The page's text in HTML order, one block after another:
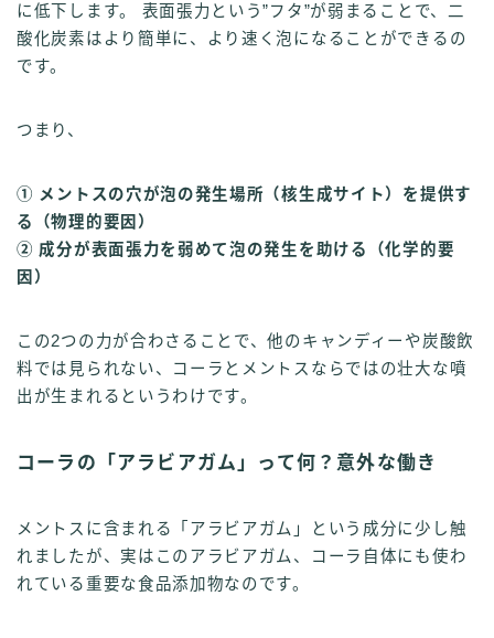
に低下します。 表面張力という”フタ”が弱まることで、二
酸化炭素はより簡単に、より速く泡になることができるの
です。
つまり、
① メントスの穴が泡の発生場所（核生成サイト）を提供す
る（物理的要因）
② 成分が表面張力を弱めて泡の発生を助ける（化学的要
因）
この2つの力が合わさることで、他のキャンディーや炭酸飲
料では見られない、コーラとメントスならではの壮大な噴
出が生まれるというわけです。
コーラの「アラビアガム」って何？意外な働き
メントスに含まれる「アラビアガム」という成分に少し触
れましたが、実はこのアラビアガム、コーラ自体にも使わ
れている重要な食品添加物なのです。